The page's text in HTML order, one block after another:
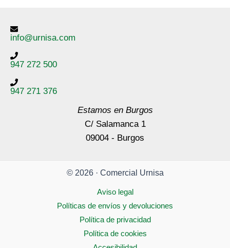
info@urnisa.com
947 272 500
947 271 376
Estamos en Burgos
C/ Salamanca 1
09004 - Burgos
© 2026 · Comercial Urnisa
Aviso legal
Políticas de envíos y devoluciones
Política de privacidad
Política de cookies